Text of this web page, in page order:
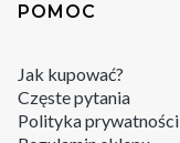
POMOC
Jak kupować?
Częste pytania
Polityka prywatności